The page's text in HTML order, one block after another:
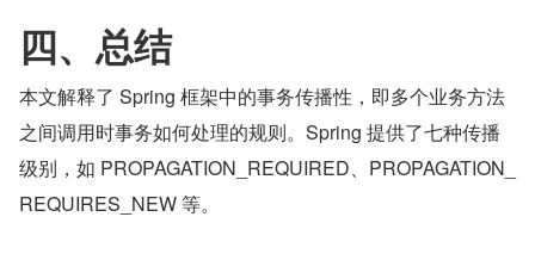
四、总结
本文解释了 Spring 框架中的事务传播性，即多个业务方法
之间调用时事务如何处理的规则。Spring 提供了七种传播
级别，如 PROPAGATION_REQUIRED、PROPAGATION_
REQUIRES_NEW 等。